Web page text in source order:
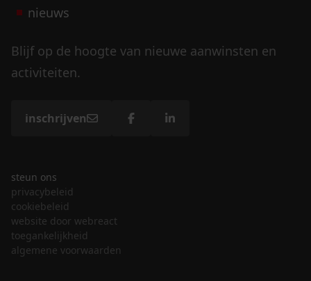
nieuws
Blijf op de hoogte van nieuwe aanwinsten en
activiteiten.
inschrijven
steun ons
privacybeleid
cookiebeleid
website door webreact
toegankelijkheid
algemene voorwaarden